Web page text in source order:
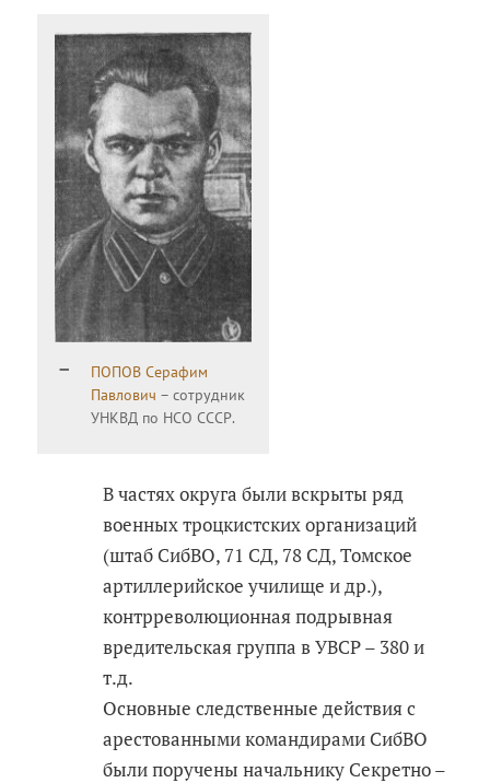
ПОПОВ Серафим
Павлович – сотрудник
УНКВД по НСО СССР.
В частях округа были вскрыты ряд
военных троцкистских организаций
(штаб СибВО, 71 СД, 78 СД, Томское
артиллерийское училище и др.),
контрреволюционная подрывная
вредительская группа в УВСР – 380 и
т.д.
Основные следственные действия с
арестованными командирами СибВО
были поручены начальнику Секретно –